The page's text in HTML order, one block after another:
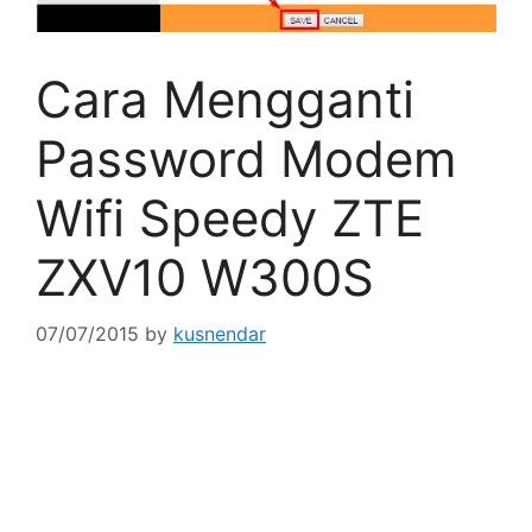
Cara Mengganti
Password Modem
Wifi Speedy ZTE
ZXV10 W300S
07/07/2015 by kusnendar